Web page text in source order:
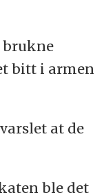
brukne
bitt i armen
at de
ble det